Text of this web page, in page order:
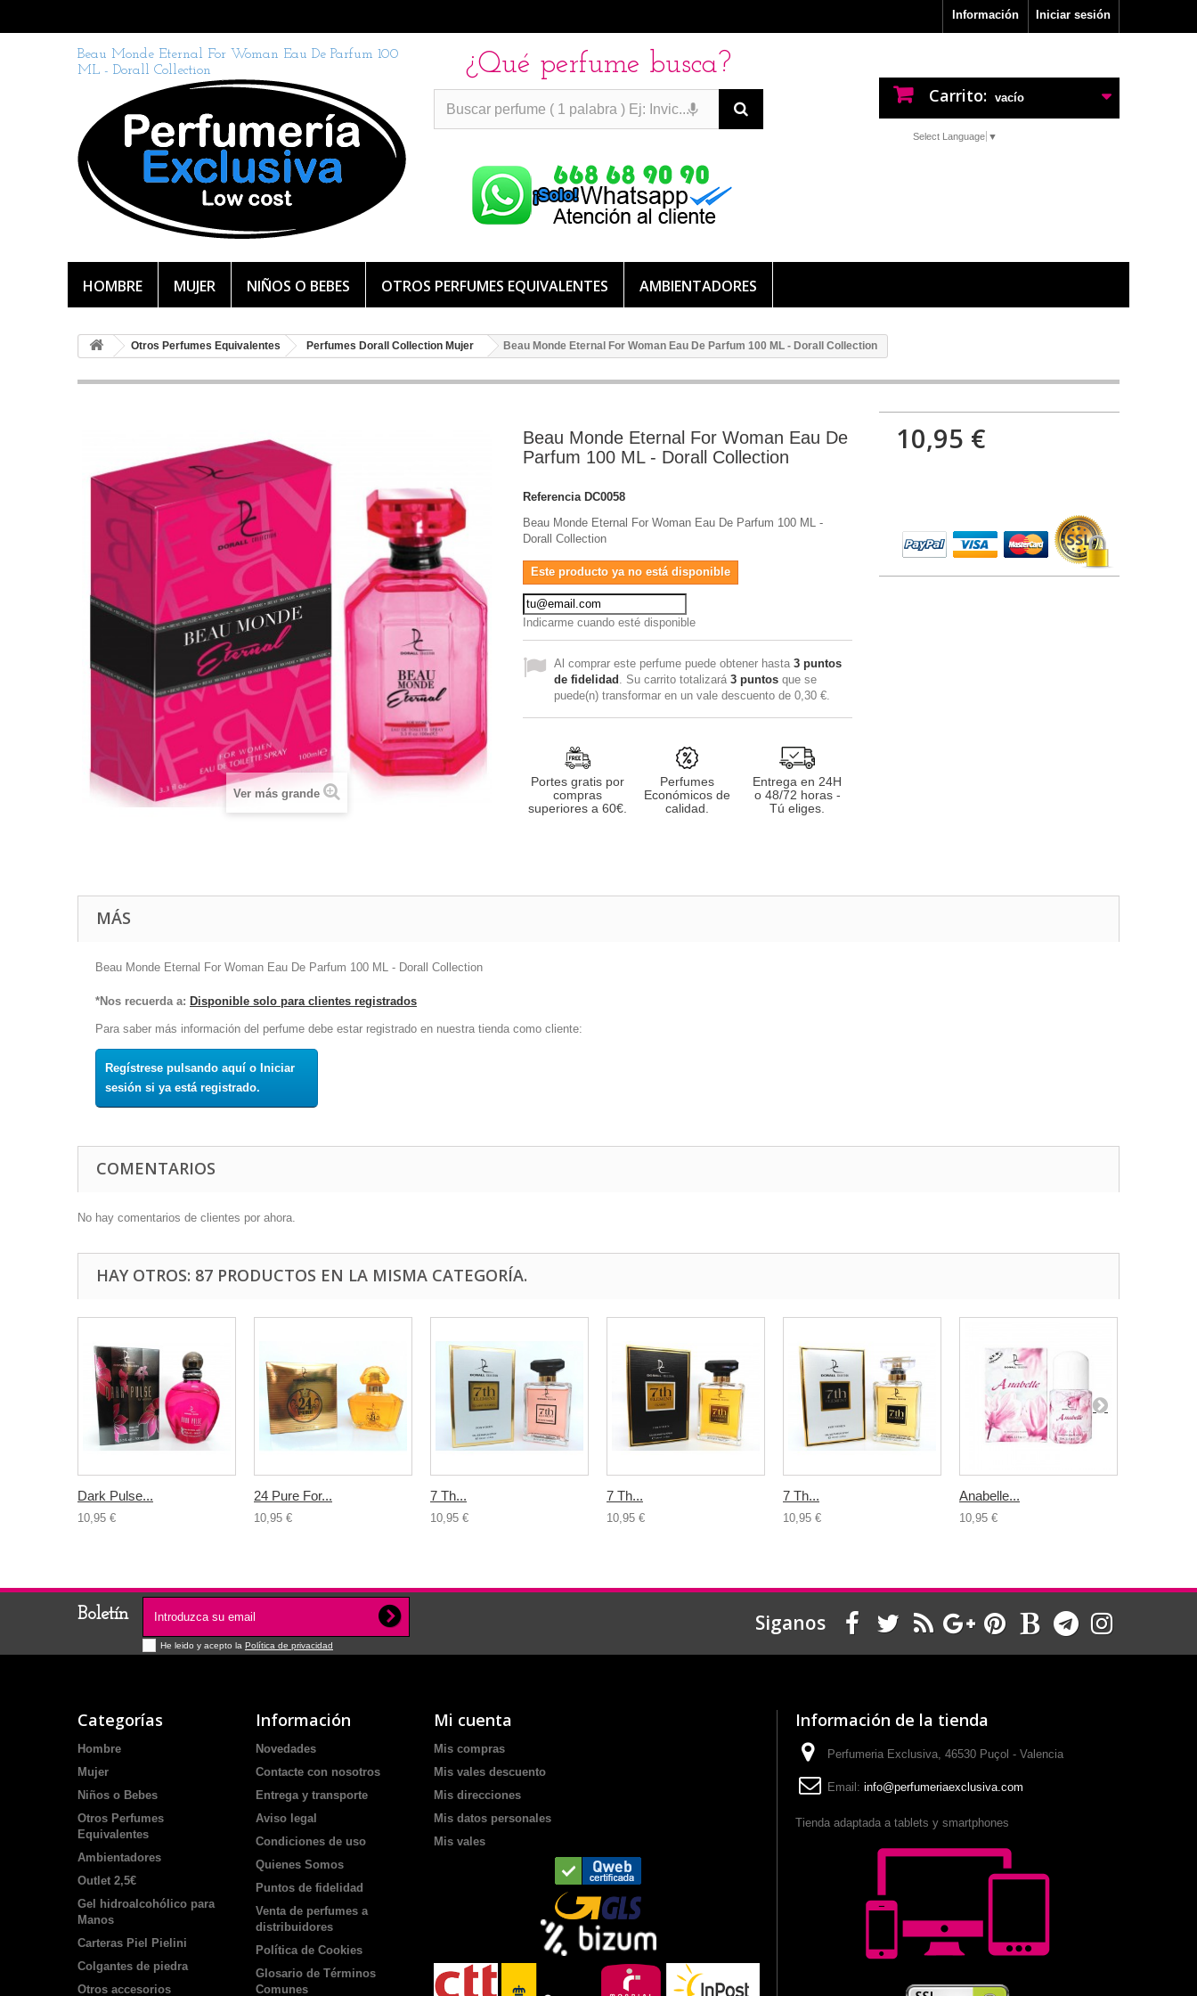
Iniciar sesión
Información
Beau Monde Eternal For Woman Eau De Parfum 100
ML - Dorall Collection
¿Qué perfume busca?
Carrito: vacío
Select Language ▼
HOMBRE MUJER NIÑOS O BEBES OTROS PERFUMES EQUIVALENTES AMBIENTADORES
Otros Perfumes Equivalentes Perfumes Dorall Collection Mujer Beau Monde Eternal For Woman Eau De Parfum 100 ML - Dorall Collection
Ver más grande
Beau Monde Eternal For Woman Eau De
Parfum 100 ML - Dorall Collection
Referencia DC0058
Beau Monde Eternal For Woman Eau De Parfum 100 ML -
Dorall Collection
Este producto ya no está disponible
Indicarme cuando esté disponible
Al comprar este perfume puede obtener hasta 3 puntos
de fidelidad . Su carrito totalizará 3 puntos que se
puede(n) transformar en un vale descuento de 0,30 €.
Portes gratis por
compras
superiores a 60€.
Perfumes
Económicos de
calidad.
Entrega en 24H
o 48/72 horas -
Tú eliges.
10,95 €
MÁS
Beau Monde Eternal For Woman Eau De Parfum 100 ML - Dorall Collection
*Nos recuerda a: Disponible solo para clientes registrados
Para saber más información del perfume debe estar registrado en nuestra tienda como cliente:
Regístrese pulsando aquí o Iniciar
sesión si ya está registrado.
COMENTARIOS
No hay comentarios de clientes por ahora.
HAY OTROS: 87 PRODUCTOS EN LA MISMA CATEGORÍA.
Dark Pulse...
10,95 €
24 Pure For...
10,95 €
7 Th...
10,95 €
7 Th...
10,95 €
7 Th...
10,95 €
Anabelle...
10,95 €
Boletín
He leido y acepto la Política de privacidad
Siganos
Categorías
Hombre
Mujer
Niños o Bebes
Otros Perfumes
Equivalentes
Ambientadores
Outlet 2,5€
Gel hidroalcohólico para
Manos
Carteras Piel Pielini
Colgantes de piedra
Otros accesorios
Información
Novedades
Contacte con nosotros
Entrega y transporte
Aviso legal
Condiciones de uso
Quienes Somos
Puntos de fidelidad
Venta de perfumes a
distribuidores
Política de Cookies
Glosario de Términos
Comunes
Mi cuenta
Mis compras
Mis vales descuento
Mis direcciones
Mis datos personales
Mis vales
Información de la tienda
Perfumeria Exclusiva, 46530 Puçol - Valencia
Email: info@perfumeriaexclusiva.com
Tienda adaptada a tablets y smartphones